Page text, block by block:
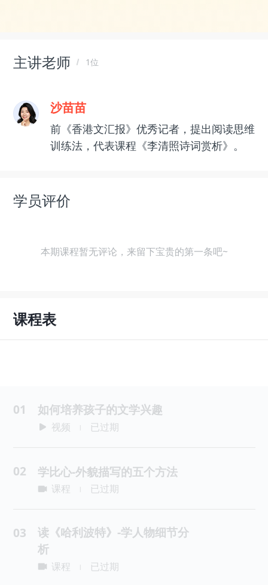
主讲老师 1位
沙苗苗
前《香港文汇报》优秀记者，提出阅读思维
训练法，代表课程《李清照诗词赏析》。
学员评价
本期课程暂无评论，来留下宝贵的第一条吧~
课程表
01 如何培养孩子的文学兴趣
视频 已过期
02 学比心-外貌描写的五个方法
课程 已过期
03
读《哈利波特》-学人物细节分
析
课程 已过期